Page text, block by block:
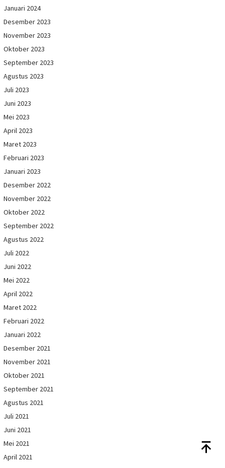
Januari 2024
Desember 2023
November 2023
Oktober 2023
September 2023
Agustus 2023
Juli 2023
Juni 2023
Mei 2023
April 2023
Maret 2023
Februari 2023
Januari 2023
Desember 2022
November 2022
Oktober 2022
September 2022
Agustus 2022
Juli 2022
Juni 2022
Mei 2022
April 2022
Maret 2022
Februari 2022
Januari 2022
Desember 2021
November 2021
Oktober 2021
September 2021
Agustus 2021
Juli 2021
Juni 2021
Mei 2021
April 2021